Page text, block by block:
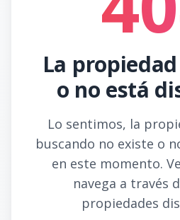
La
o no está
Lo sentimos, la
buscando no existe o
en este momento.
navega a través
propiedades